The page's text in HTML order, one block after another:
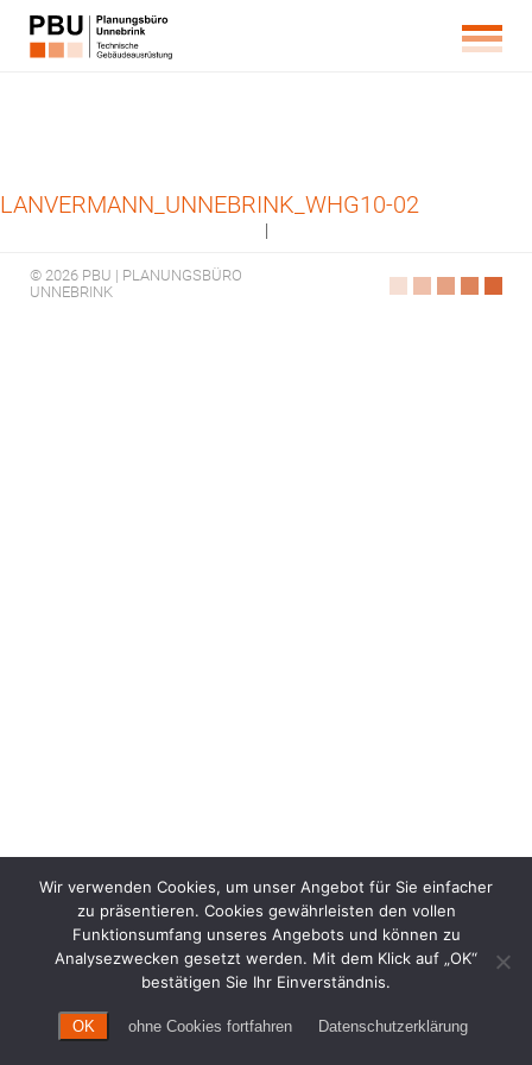
LANVERMANN_UNNEBRINK_WHG10-02
|
© 2026 PBU | PLANUNGSBÜRO
UNNEBRINK
Wir verwenden Cookies, um unser Angebot für Sie einfacher
zu präsentieren. Cookies gewährleisten den vollen
Funktionsumfang unseres Angebots und können zu
Analysezwecken gesetzt werden. Mit dem Klick auf „OK“
bestätigen Sie Ihr Einverständnis.
OK ohne Cookies fortfahren Datenschutzerklärung